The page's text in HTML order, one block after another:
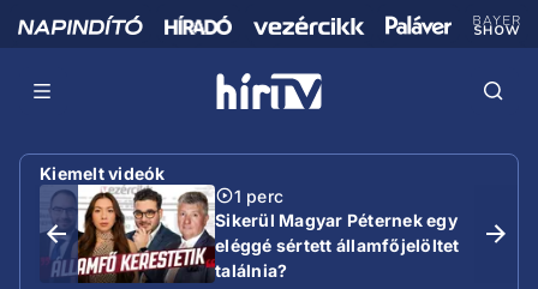
Kiemelt videók
1 perc
Sikerül Magyar Péternek egy
eléggé sértett államfőjelöltet
találnia?